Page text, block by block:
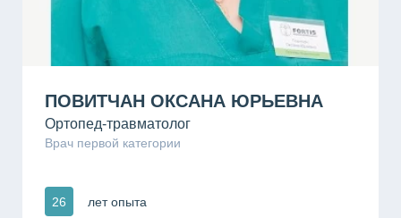
ПОВИТЧАН ОКСАНА ЮРЬЕВНА
Ортопед-травматолог
Врач первой категории
26 лет опыта